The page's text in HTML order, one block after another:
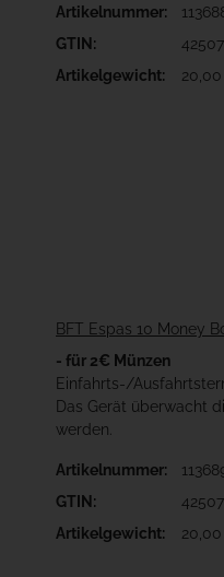
Artikelnummer:
GTIN:
Artikelgewicht:
BFT Espas 10 Money
- für 2€ Münzen
Einfahrts-/
Das Gerät überwacht
werden.
Artikelnummer:
GTIN:
Artikelgewicht: